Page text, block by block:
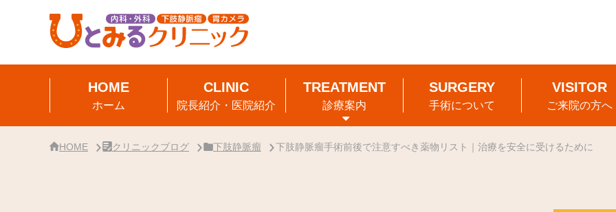
リ
ホーム 院長紹介・医院紹介 診療案内 手術について ご来院の方へ
HOME クリニックブログ 下肢静脈瘤 下肢静脈瘤手術前後で注意すべき薬物リスト｜治療を安全に受けるために